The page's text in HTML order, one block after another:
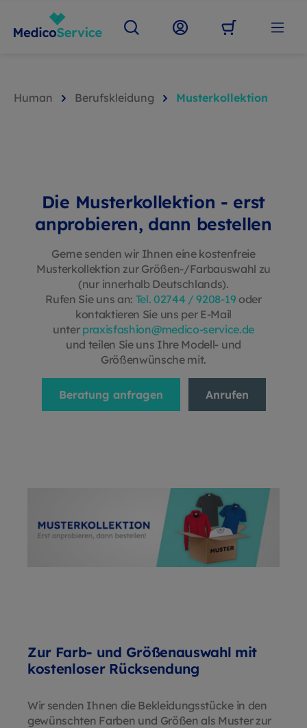
Human Berufskleidung Musterkollektion
Die Musterkollektion - erst
anprobieren, dann bestellen
Gerne senden wir Ihnen eine kostenfreie
Musterkollektion zur Größen-/Farbauswahl zu
(nur innerhalb Deutschlands).
Rufen Sie uns an: Tel. 02744 / 9208-19oder
kontaktieren Sie uns per E-Mail
unter praxisfashion@medico-service.de
und teilen Sie uns Ihre Modell- und
Größenwünsche mit.
Beratung anfragen Anrufen
Zur Farb- und Größenauswahl mit
kostenloser Rücksendung
Wir senden Ihnen die Bekleidungsstücke in den
gewünschten Farben und Größen als Muster zur